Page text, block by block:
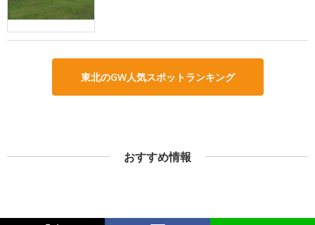
東北のGW人気スポットランキング
おすすめ情報